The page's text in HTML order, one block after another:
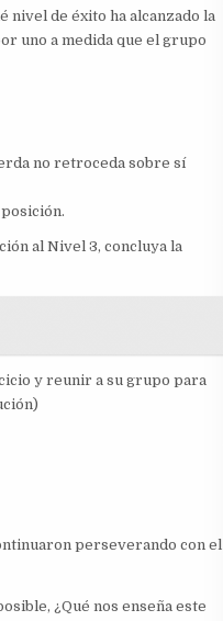
nivel de éxito ha alcanzado la
uno a medida que el grupo
no retroceda sobre sí
al Nivel 3, concluya la
y reunir a su grupo para
perseverando con el
¿Qué nos enseña este